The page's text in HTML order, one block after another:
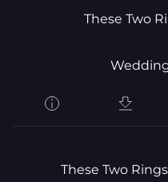
These Two
These Two